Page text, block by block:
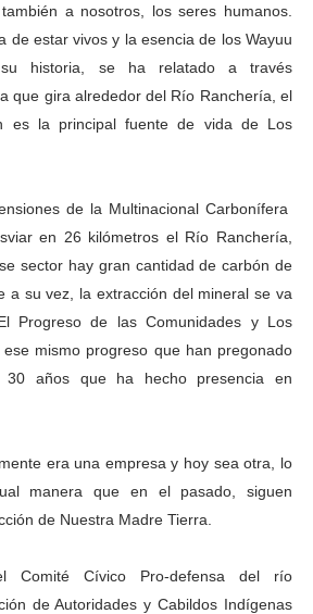
a nosotros, los seres humanos.
de estar vivos y la esencia de los Wayuu
historia, se ha relatado a través
que gira alrededor del Río Ranchería, el
es la principal fuente de vida de Los
de la Multinacional Carbonífera
en 26 kilómetros el Río Ranchería,
sector hay gran cantidad de carbón de
a su vez, la extracción del mineral se va
Progreso de las Comunidades y Los
mismo progreso que han pregonado
años que ha hecho presencia en
era una empresa y hoy sea otra, lo
manera que en el pasado, siguen
de Nuestra Madre Tierra.
Comité Cívico Pro-defensa del río
de Autoridades y Cabildos Indígenas